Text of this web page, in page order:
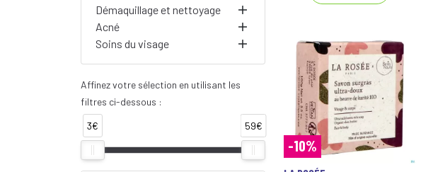
-10%
Démaquillage et nettoyage
Acné
Soins du visage
Affinez votre sélection en utilisant les
filtres ci-dessous :
3€
59€